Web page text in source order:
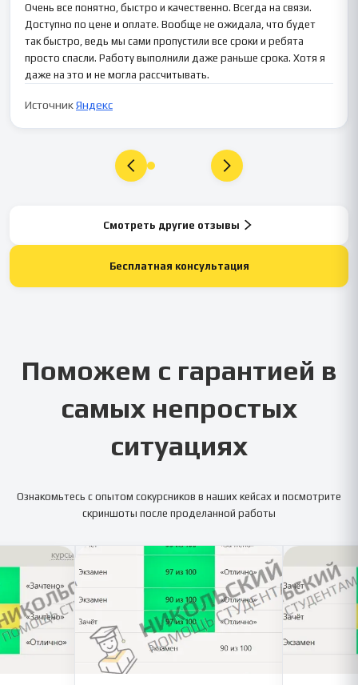
Очень все понятно, быстро и качественно. Всегда на связи.
Доступно по цене и оплате. Вообще не ожидала, что будет
так быстро, ведь мы сами пропустили все сроки и ребята
просто спасли. Работу выполнили даже раньше срока. Хотя я
даже на это и не могла рассчитывать.
ИсточникЯндекс
Смотреть другие отзывы
Бесплатная консультация
Поможем с гарантией в
самых непростых
ситуациях
Ознакомьтесь с опытом сокурсников в наших кейсах и посмотрите
скриншоты после проделанной работы